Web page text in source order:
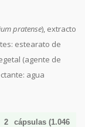
pratense), extracto
estearato de
(agente de
agua
2
cápsulas (1.046